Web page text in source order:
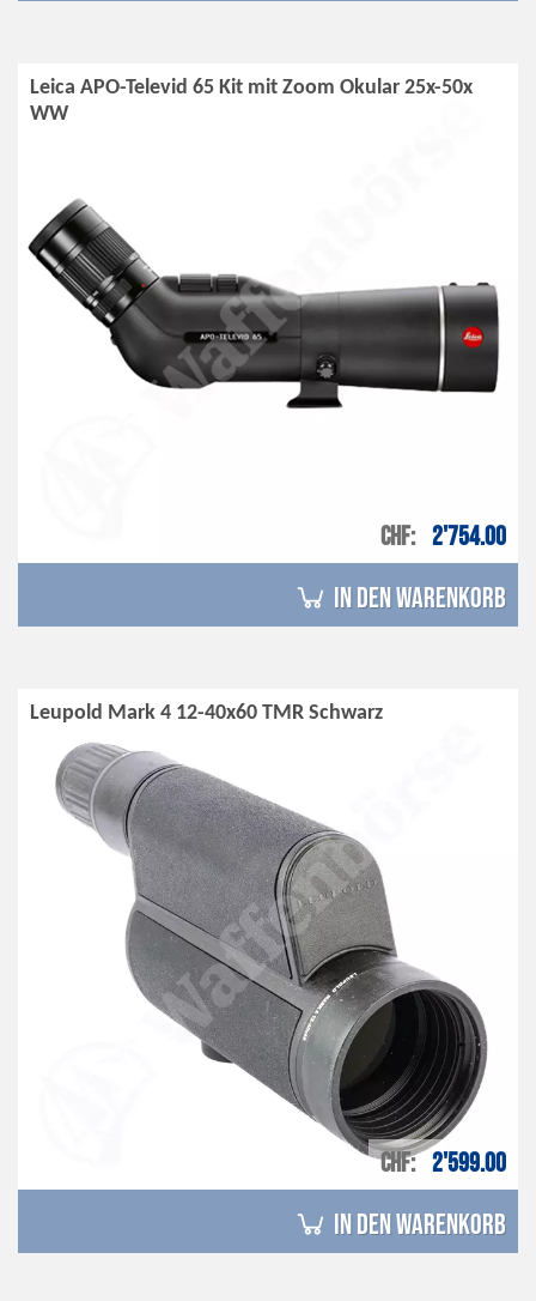
Leica APO-Televid 65 Kit mit Zoom Okular 25x-50x
WW
CHF 2'754.00
in den Warenkorb
Leupold Mark 4 12-40x60 TMR Schwarz
CHF 2'599.00
in den Warenkorb